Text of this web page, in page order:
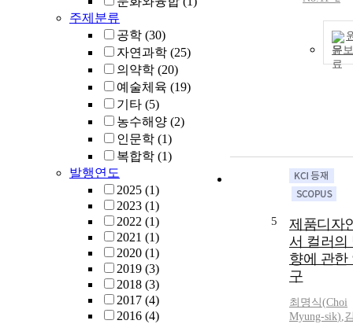
주제분류
공학 (30)
자연과학 (25)
의약학 (20)
예술체육 (19)
기타 (5)
농수해양 (2)
인문학 (1)
복합학 (1)
발행연도
2025 (1)
2023 (1)
2022 (1)
2021 (1)
2020 (1)
2019 (3)
2018 (3)
2017 (4)
2016 (4)
문
5
제품디자
서 컬러의
향에 관한
구
최명식(Choi
Myung-sik),